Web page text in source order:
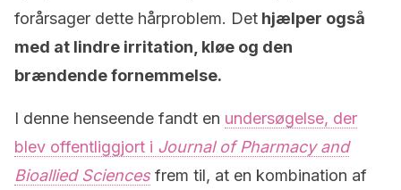
forårsager dette hårproblem. Det hjælper også
med at lindre irritation, kløe og den
brændende fornemmelse.
I denne henseende fandt en undersøgelse, der
blev offentliggjort i Journal of Pharmacy and
Bioallied Sciences frem til, at en kombination af